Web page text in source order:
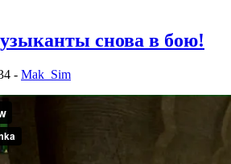
снова в бою!
- Mak_Sim